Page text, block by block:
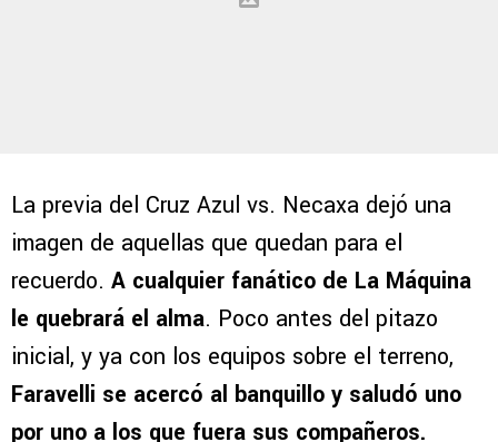
La previa del Cruz Azul vs. Necaxa dejó una
imagen de aquellas que quedan para el
recuerdo. A cualquier fanático de La Máquina
le quebrará el alma. Poco antes del pitazo
inicial, y ya con los equipos sobre el terreno,
Faravelli se acercó al banquillo y saludó uno
por uno a los que fuera sus compañeros.